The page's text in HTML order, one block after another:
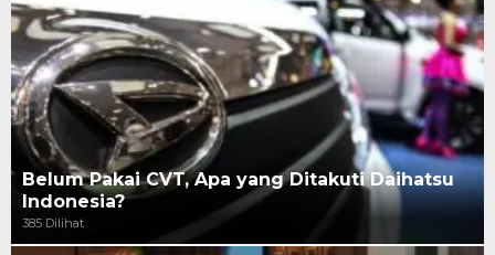
Belum Pakai CVT, Apa yang Ditakuti Daihatsu
Indonesia?
385 Dilihat